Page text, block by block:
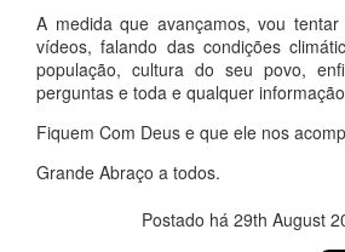
A medida que avançamos, vou
vídeos, falando das condições
população, cultura do seu povo,
perguntas e toda e qualquer
Fiquem Com Deus e que ele nos
Grande Abraço a todos.
Postado há 29th August